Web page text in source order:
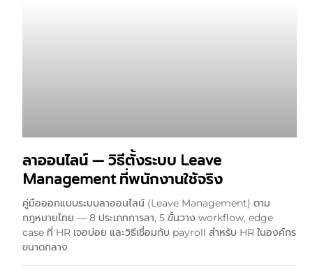
ลาออนไลน์ — วิธีตั้งระบบ Leave
Management ที่พนักงานใช้จริง
คู่มือออกแบบระบบลาออนไลน์ (Leave Management) ตาม
กฎหมายไทย — 8 ประเภทการลา, 5 ขั้นวาง workflow, edge
case ที่ HR เจอบ่อย และวิธีเชื่อมกับ payroll สำหรับ HR ในองค์กร
ขนาดกลาง